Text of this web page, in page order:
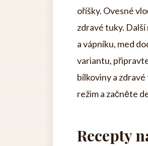
oříšky. Ovesné
zdravé tuky.
a vápníku, med
variantu,
bílkoviny a
režim a začněte
Recepty